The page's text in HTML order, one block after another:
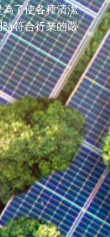
了使各種清潔
符合行業的嚴